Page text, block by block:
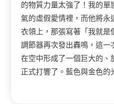
的物質力量太強了！我的
氣的虛假愛情裡，而他將永
衣領上，那張寫著「我就是
調節器再次發出轟鳴，這
在空中形成了一個巨大的、
正式打響了。藍色與金色的